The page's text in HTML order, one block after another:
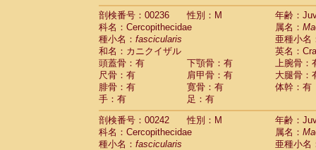
剖検番号：00236
性別：M
年齢：
科名：Cercopithecidae
属名：
種小名： fascicularis
亜種小名
和名：カニクイザル
英名：
頭蓋骨：有
下顎骨：有
上腕骨：
尺骨：有
肩甲骨：有
大腿骨：
腓骨：有
寛骨：有
体幹：有
手：有
足：有
剖検番号：00242
性別：M
年齢：
科名：Cercopithecidae
属名：
種小名： fascicularis
亜種小名